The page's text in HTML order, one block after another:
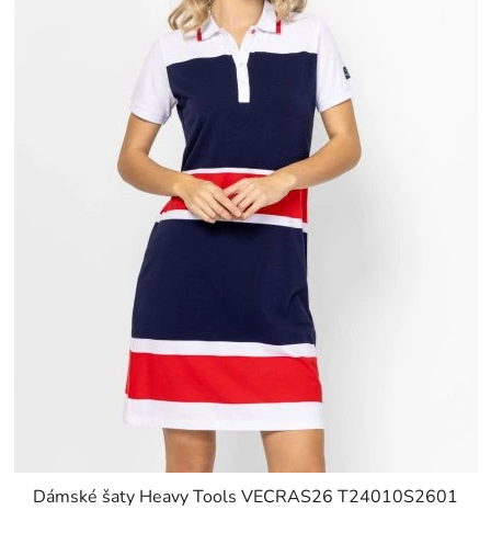
Dámské šaty Heavy Tools VECRAS26 T24010S2601